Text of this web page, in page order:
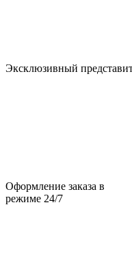
Эксклюзивный
Оформление заказа в
режиме 24/7